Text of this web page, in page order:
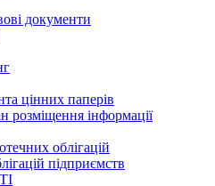
документи
цінних паперів
розміщення інформації
облігацій
підприємств